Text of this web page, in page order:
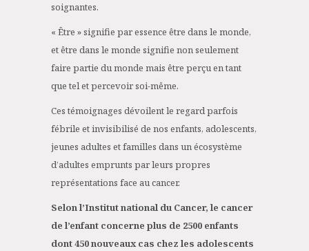
soignantes.
« Être » signifie par essence être dans le monde,
et être dans le monde signifie non seulement
faire partie du monde mais être perçu en tant
que tel et percevoir soi-même.
Ces témoignages dévoilent le regard parfois
fébrile et invisibilisé de nos enfants, adolescents,
jeunes adultes et familles dans un écosystème
d’adultes emprunts par leurs propres
représentations face au cancer.
Selon l’Institut national du Cancer, le cancer
de l’enfant concerne plus de 2500 enfants
dont 450 nouveaux cas chez les adolescents